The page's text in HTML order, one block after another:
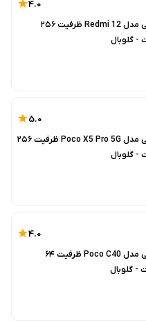
4.0
گوشی موبایل شیائومی مدل Redmi 12 ظرفیت ۲۵۶
5.0
گوشی موبایل شیائومی مدل Poco X5 Pro 5G ظرفیت ۲۵۶
4.0
گوشی موبایل شیائومی مدل Poco C40 ظرفیت ۶۴